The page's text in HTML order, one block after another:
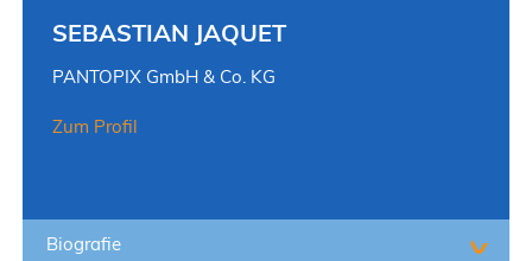
SEBASTIAN JAQUET
PANTOPIX GmbH & Co. KG
Zum Profil
Biografie